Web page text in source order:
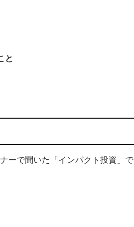
と
ーで聞いた「インパクト投資」で